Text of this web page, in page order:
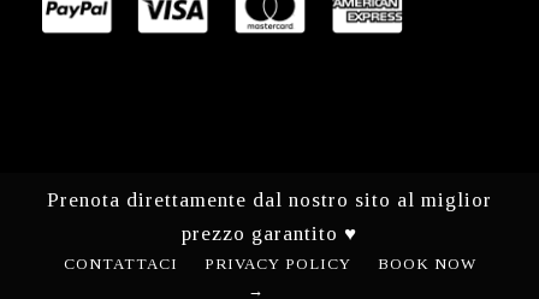
Prenota direttamente dal nostro sito al miglior
prezzo garantito ♥
CONTATTACI PRIVACY POLICY
BOOK NOW
→